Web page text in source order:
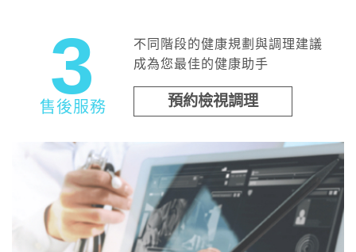
3
售後服務
不同階段的健康規劃與調理建議
成為您最佳的健康助手
預約檢視調理